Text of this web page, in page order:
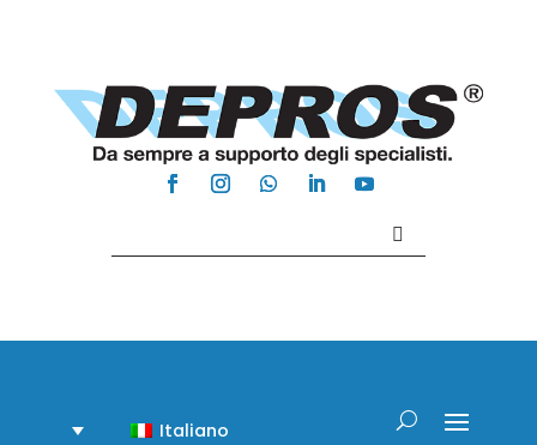
Italiano